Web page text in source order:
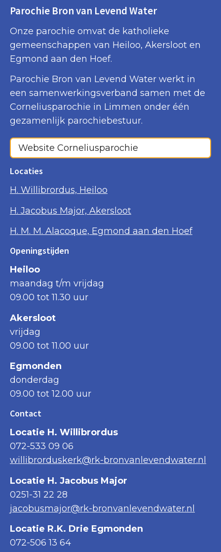
Parochie Bron van Levend Water
Onze parochie omvat de katholieke
gemeenschappen van Heiloo, Akersloot en
Egmond aan den Hoef.
Parochie Bron van Levend Water werkt in
een samenwerkingsverband samen met de
Corneliusparochie in Limmen onder één
gezamenlijk parochiebestuur.
Website Corneliusparochie
Locaties
H. Willibrordus, Heiloo
H. Jacobus Major, Akersloot
H. M. M. Alacoque, Egmond aan den Hoef
Openingstijden
Heiloo
maandag t/m vrijdag
09.00 tot 11.30 uur
Akersloot
vrijdag
09.00 tot 11.00 uur
Egmonden
donderdag
09.00 tot 12.00 uur
Contact
Locatie H. Willibrordus
072-533 09 06
willibrorduskerk@rk-bronvanlevendwater.nl
Locatie H. Jacobus Major
0251-31 22 28
jacobusmajor@rk-bronvanlevendwater.nl
Locatie R.K. Drie Egmonden
072-506 13 64